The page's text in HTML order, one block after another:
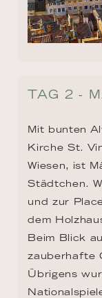
TAG 2 -
Mit bunten
Kirche St.
Wiesen, ist
Städtchen.
und zur
dem
Beim Blick
zauberhafte
Übrigens